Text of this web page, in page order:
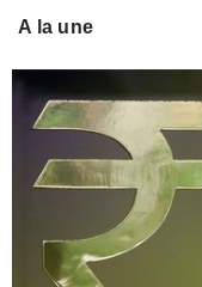
A la une